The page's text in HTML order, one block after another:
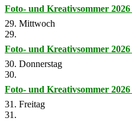
Foto- und Kreativsommer 2026
29. Mittwoch
29.
Foto- und Kreativsommer 2026
30. Donnerstag
30.
Foto- und Kreativsommer 2026
31. Freitag
31.